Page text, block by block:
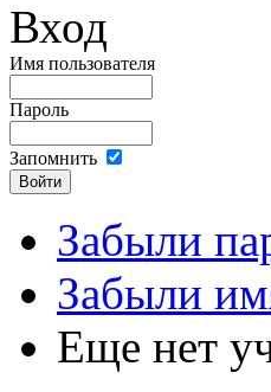
Вход
Имя пользователя
Пароль
Запомнить
Забыли
Забыли
Еще нет